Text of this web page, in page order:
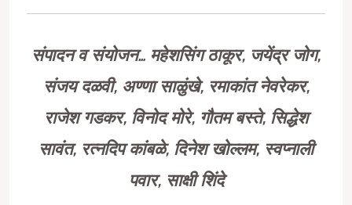
संपादन व संयोजन… महेशसिंग ठाकूर, जयेंद्र जोग,
संजय दळवी, अण्णा साळुंखे, रमाकांत नेवरेकर,
राजेश गडकर, विनोद मोरे, गौतम बस्ते, सिद्धेश
सावंत, रत्नदिप कांबळे, दिनेश खोल्लम, स्वप्नाली
पवार, साक्षी शिंदे